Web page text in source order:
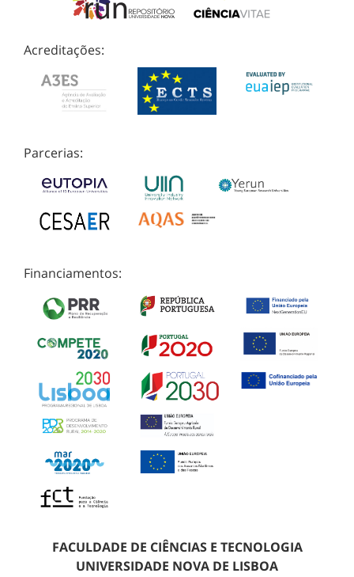
Acreditações:
Parcerias:
Financiamentos:
FACULDADE DE CIÊNCIAS E TECNOLOGIA
UNIVERSIDADE NOVA DE LISBOA